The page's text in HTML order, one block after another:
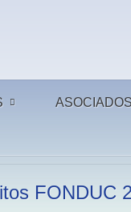
FONDUC